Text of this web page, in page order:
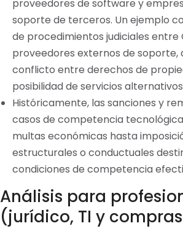
proveedores de software y
soporte de terceros. Un ejemplo
de procedimientos judiciales entre
proveedores externos de soporte,
conflicto entre derechos de
posibilidad de servicios
Históricamente, las sanciones y
casos de competencia
multas económicas hasta
estructurales o conductuales
condiciones de competencia
Análisis para
(jurídico, TI y